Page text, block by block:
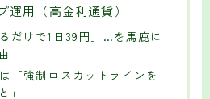
用（高金利通貨）
るだけで1日39円」…を馬鹿に
「強制ロスカットラインを
」